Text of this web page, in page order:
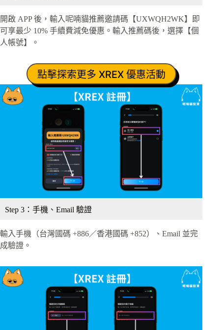
開啟 APP 後，輸入呢喃貓推薦邀請碼【UXWQH2WK】即
可享最少 10% 手續費減免優惠。輸入推薦碼後，選擇【個
人帳號】。
點擊探索更多 XREX 優惠活動
Step 3：手機、Email 驗證
輸入手機（台灣國碼 +886／香港國碼 +852）、Email 並完
成驗證。